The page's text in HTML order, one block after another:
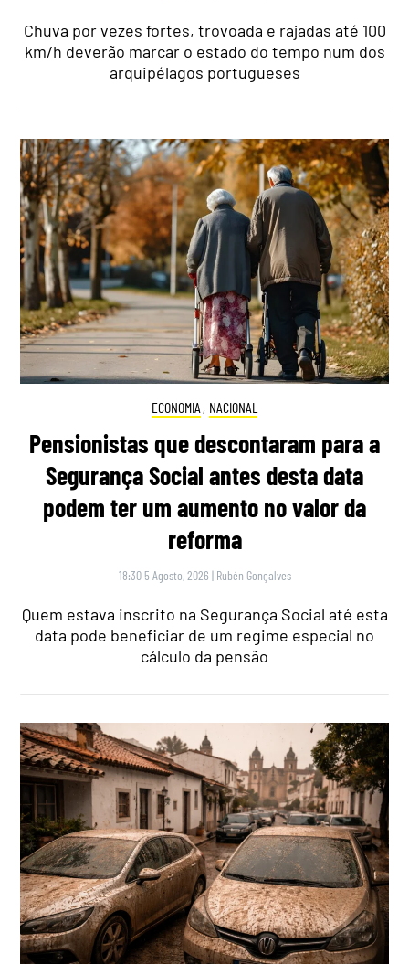
Chuva por vezes fortes, trovoada e rajadas até 100
km/h deverão marcar o estado do tempo num dos
arquipélagos portugueses
ECONOMIA , NACIONAL
Pensionistas que descontaram para a
Segurança Social antes desta data
podem ter um aumento no valor da
reforma
18:30 5 Agosto, 2026 | Rubén Gonçalves
Quem estava inscrito na Segurança Social até esta
data pode beneficiar de um regime especial no
cálculo da pensão